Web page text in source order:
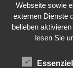
Weitere Suche nach
Webseite sowie
externen Dienste
belieben
lesen Sie
Essenziell